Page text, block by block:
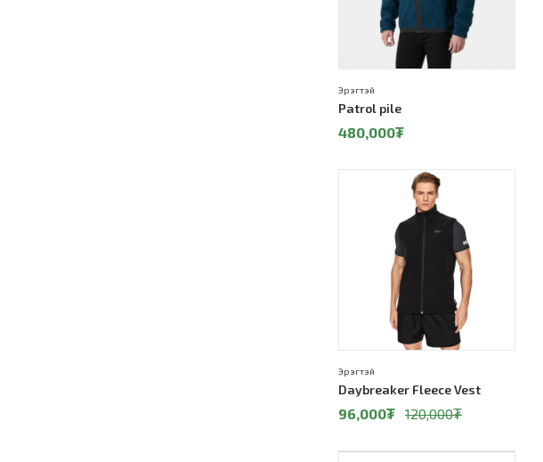
Patrol pile
Эрэгтэй
480,000₮
Daybreaker Fleece Vest
Эрэгтэй
96,000₮ 120,000₮